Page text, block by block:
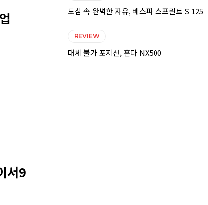
서9
도심 속 완벽한 자유, 베스파 스프린트 S 125
REVIEW
대체 불가 포지션, 혼다 NX500